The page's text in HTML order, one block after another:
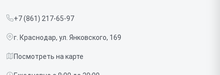
Срочный ремонт
Доставка и способы оплаты
Диагностика
+7 (861) 217-65-97
г. Краснодар, ул. Янковского, 169
Посмотреть на карте